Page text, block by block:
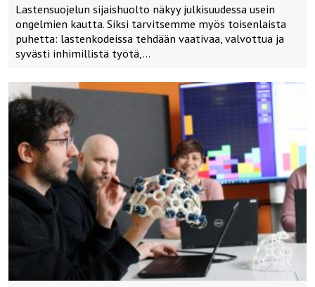
Lastensuojelun sijaishuolto näkyy julkisuudessa usein
ongelmien kautta. Siksi tarvitsemme myös toisenlaista
puhetta: lastenkodeissa tehdään vaativaa, valvottua ja
syvästi inhimillistä työtä,…